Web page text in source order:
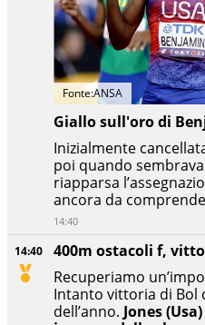
14:40
400m ostacoli f,
Recuperiamo
Intanto vittoria di Bol
dell’anno. Jones
Fonte:ANSA
Giallo sull'oro di
Inizialmente
poi quando
riapparsa
ancora da
14:40